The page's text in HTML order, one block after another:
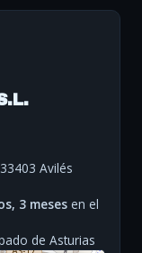
Avilés
3 meses en el
de Asturias